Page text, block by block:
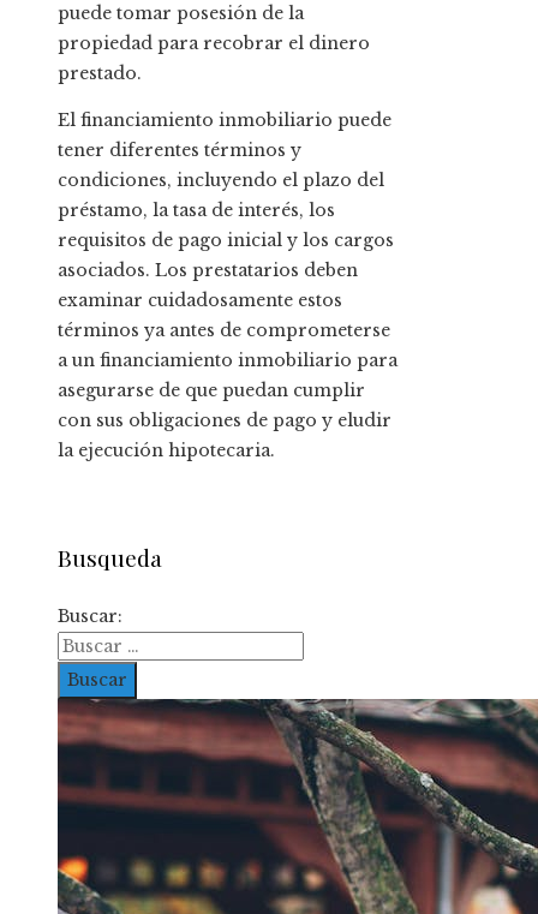
puede tomar posesión de la
propiedad para recobrar el dinero
prestado.
El financiamiento inmobiliario puede
tener diferentes términos y
condiciones, incluyendo el plazo del
préstamo, la tasa de interés, los
requisitos de pago inicial y los cargos
asociados. Los prestatarios deben
examinar cuidadosamente estos
términos ya antes de comprometerse
a un financiamiento inmobiliario para
asegurarse de que puedan cumplir
con sus obligaciones de pago y eludir
la ejecución hipotecaria.
Busqueda
Buscar: